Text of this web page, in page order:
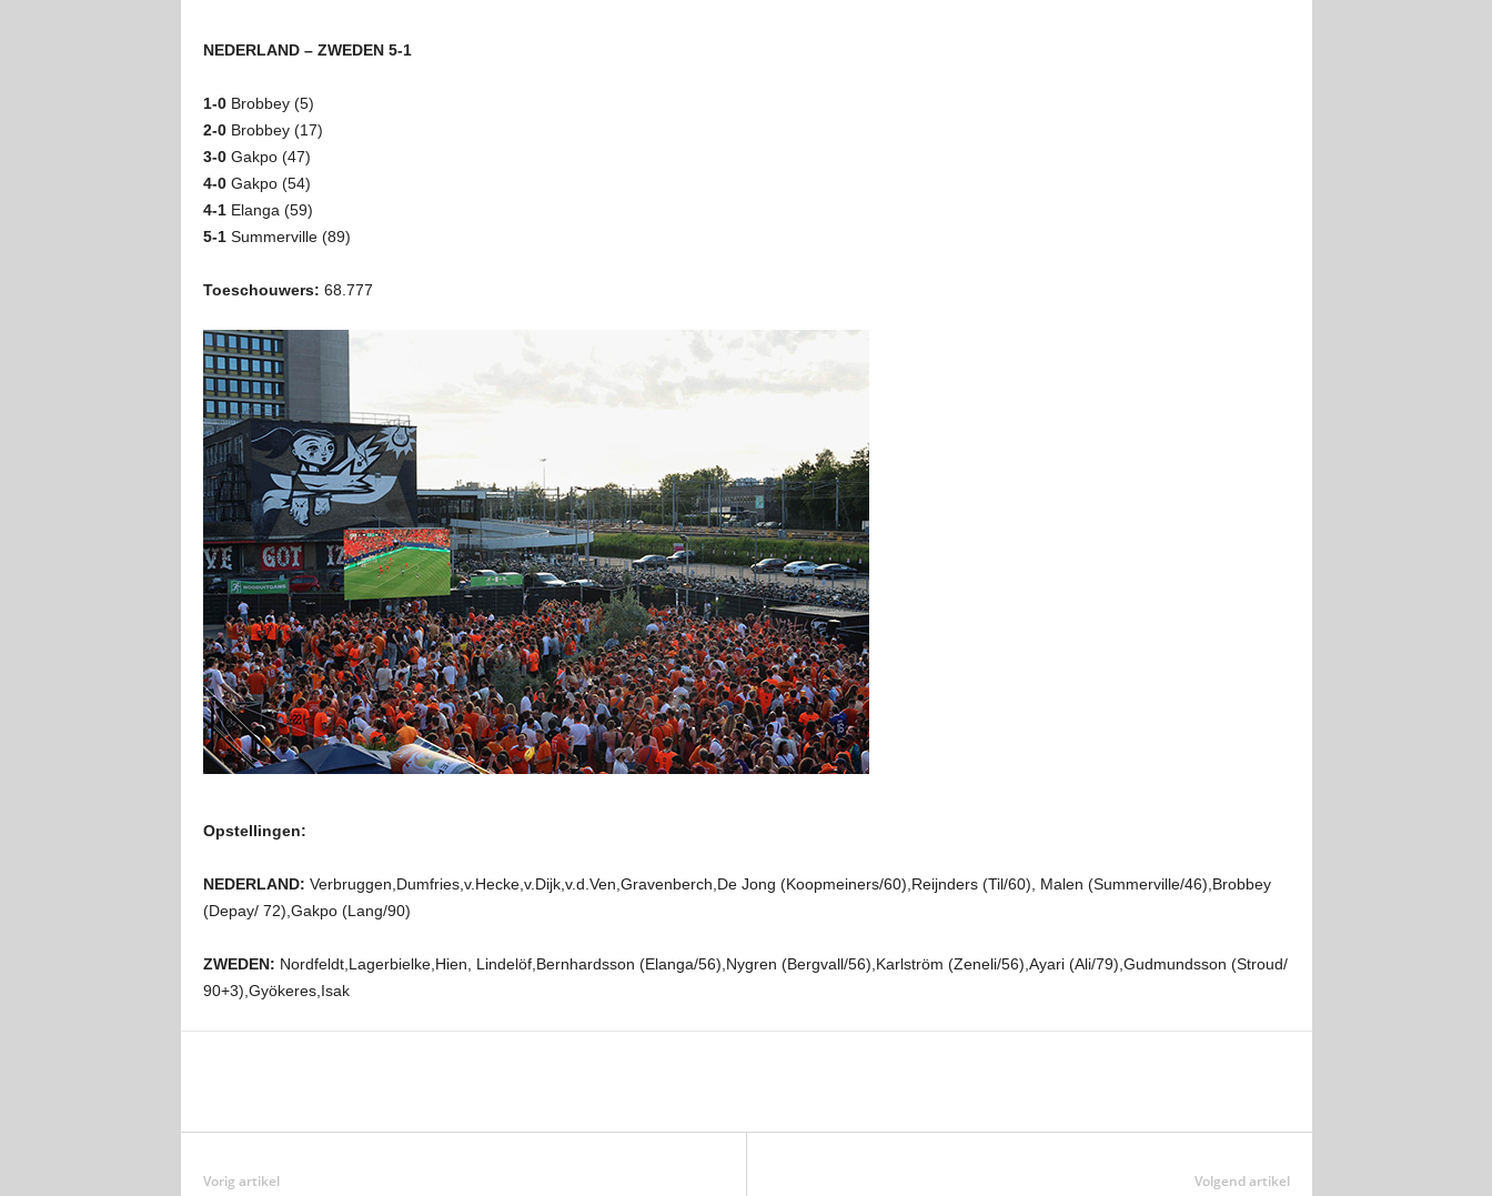
NEDERLAND – ZWEDEN 5-1
1-0Brobbey (5)
2-0Brobbey (17)
3-0 Gakpo (47)
4-0Gakpo (54)
4-1Elanga (59)
5-1Summerville (89)
Toeschouwers: 68.777
Opstellingen:
NEDERLAND: Verbruggen,Dumfries,v.Hecke,v.Dijk,v.d.Ven,Gravenberch,De Jong (Koopmeiners/60),Reijnders (Til/60), Malen (Summerville/46),Brobbey
(Depay/ 72),Gakpo (Lang/90)
ZWEDEN: Nordfeldt,Lagerbielke,Hien, Lindelöf,Bernhardsson (Elanga/56),Nygren (Bergvall/56),Karlström (Zeneli/56),Ayari (Ali/79),Gudmundsson (Stroud/
90+3),Gyökeres,Isak
Vorig artikel Volgend artikel